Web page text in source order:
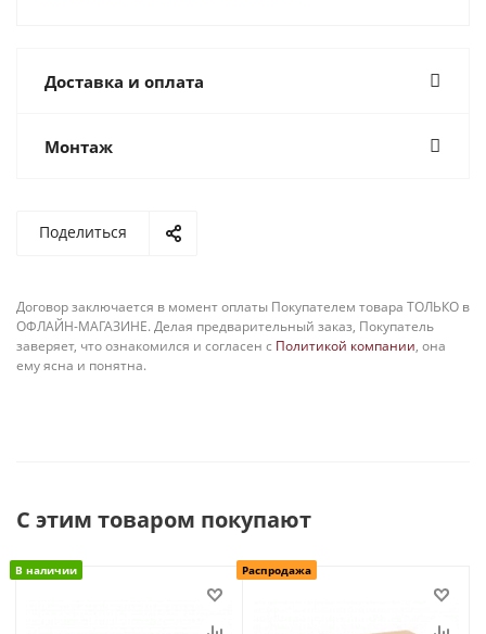
Доставка и оплата
Монтаж
Поделиться
Договор заключается в момент оплаты Покупателем товара ТОЛЬКО в
ОФЛАЙН-МАГАЗИНЕ. Делая предварительный заказ, Покупатель
заверяет, что ознакомился и согласен с Политикой компании, она
ему ясна и понятна.
С этим товаром покупают
В наличии Распродажа